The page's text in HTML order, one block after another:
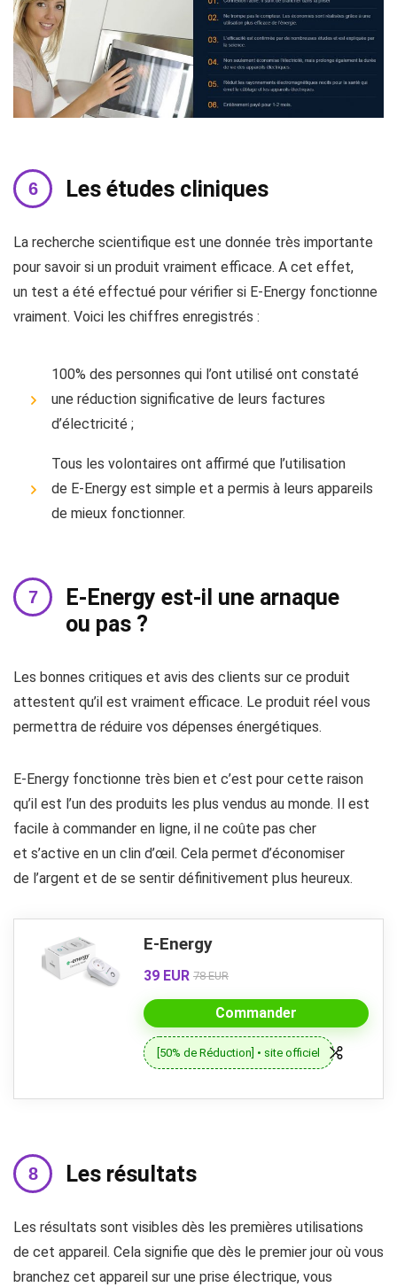
Les études cliniques
La recherche scientifique est une donnée très importante
pour savoir si un produit vraiment efficace. A cet effet,
un test a été effectué pour vérifier si E-Energy fonctionne
vraiment. Voici les chiffres enregistrés :
100% des personnes qui l’ont utilisé ont constaté
une réduction significative de leurs factures
d’électricité ;
Tous les volontaires ont affirmé que l’utilisation
de E-Energy est simple et a permis à leurs appareils
de mieux fonctionner.
E-Energy est-il une arnaque
ou pas ?
Les bonnes critiques et avis des clients sur ce produit
attestent qu’il est vraiment efficace. Le produit réel vous
permettra de réduire vos dépenses énergétiques.
E-Energy fonctionne très bien et c’est pour cette raison
qu’il est l’un des produits les plus vendus au monde. Il est
facile à commander en ligne, il ne coûte pas cher
et s’active en un clin d’œil. Cela permet d’économiser
de l’argent et de se sentir définitivement plus heureux.
E-Energy
39 EUR 78 EUR
Commander
[50% de Réduction] • site officiel
Les résultats
Les résultats sont visibles dès les premières utilisations
de cet appareil. Cela signifie que dès le premier jour où vous
branchez cet appareil sur une prise électrique, vous